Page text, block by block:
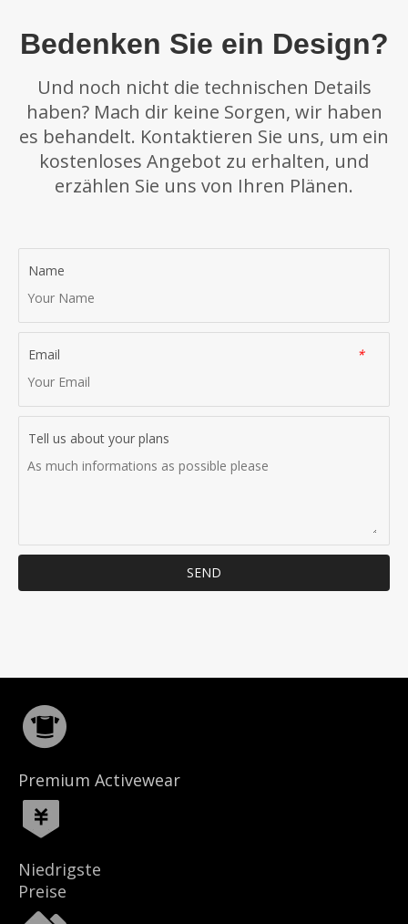
an unser Beschwerde-Team weiterleiten. Unser Beschwerde-
Team wird Ihre Beschwerde gemäß den oben angegebenen
Bedenken Sie ein Design?
Und noch nicht die technischen Details
haben? Mach dir keine Sorgen, wir haben
es behandelt. Kontaktieren Sie uns, um ein
kostenloses Angebot zu erhalten, und
erzählen Sie uns von Ihren Plänen.
Name
*
Email
Tell us about your plans
SEND
Premium Activewear
Niedrigste
Preise